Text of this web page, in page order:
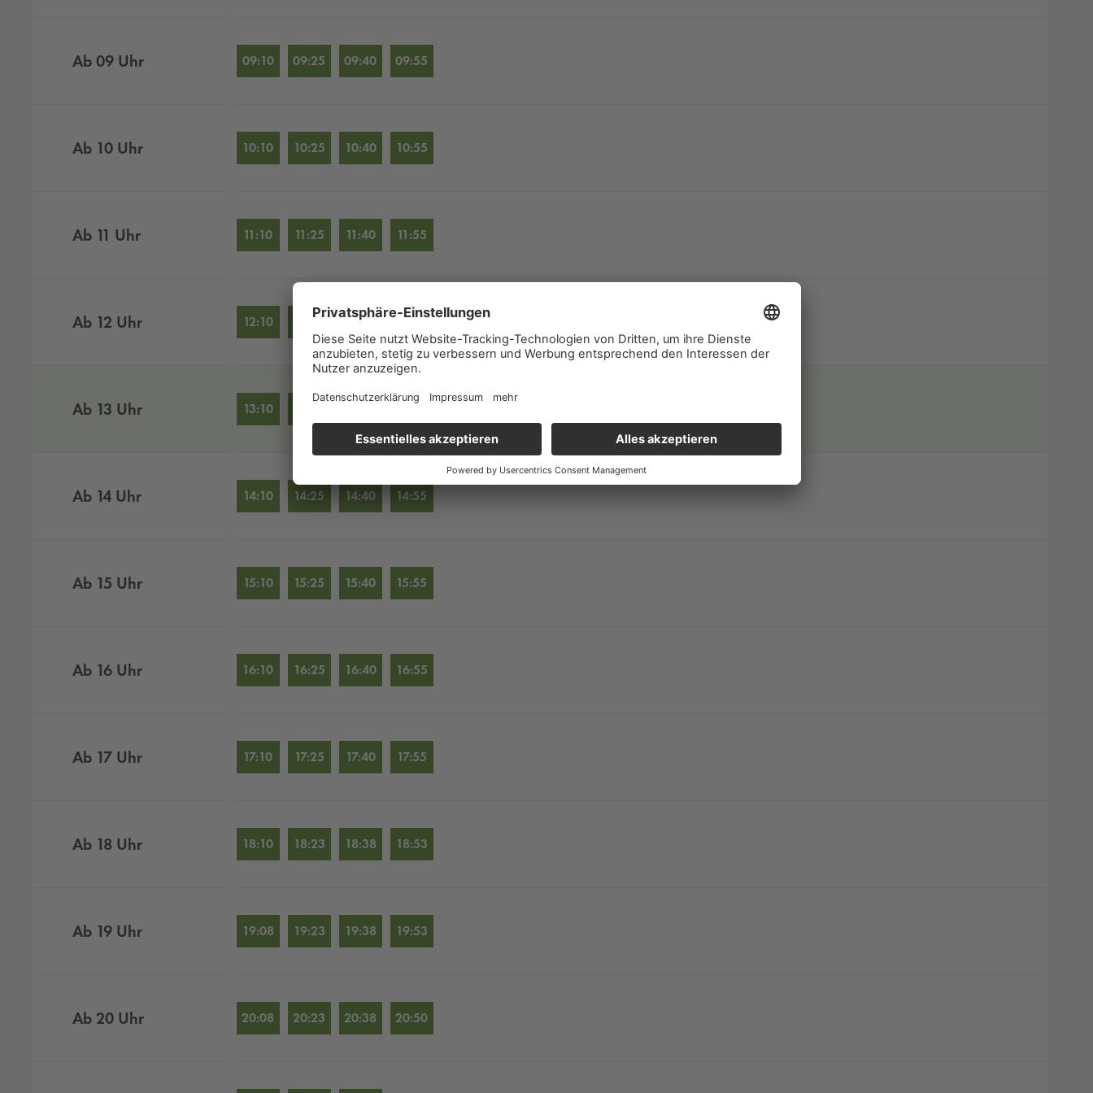
Ab09 Uhr 09:10 09:25 09:40 09:55
Ab 10 Uhr 10:10 10:25 10:40 10:55
Ab 11 Uhr 11:10 11:25 11:40 11:55
Ab 12 Uhr 12:10 12:25 12:40 12:55
Ab 13 Uhr 13:10 13:55
Ab 14 Uhr 14:10 14:25 14:40 14:55
Ab 15 Uhr 15:10 15:25 15:40 15:55
Ab 16 Uhr 16:10 16:25 16:40 16:55
Ab 17 Uhr 17:10 17:25 17:40 17:55
Ab 18 Uhr 18:10 18:23 18:38 18:53
Ab 19 Uhr 19:08 19:23 19:38 19:53
Ab 20 Uhr 20:08 20:23 20:38 20:50